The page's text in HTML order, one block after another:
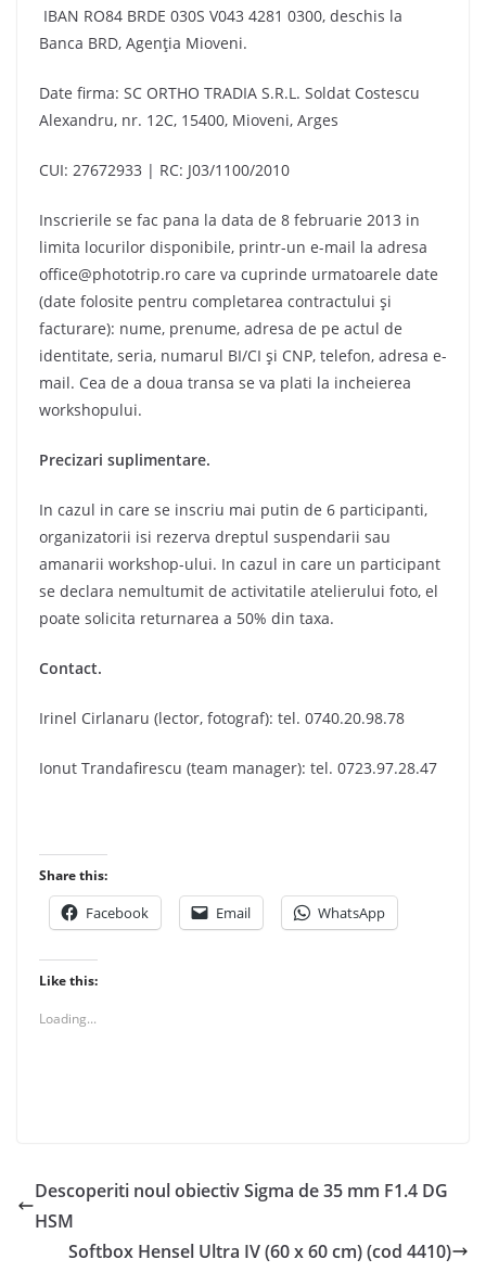
IBAN RO84 BRDE 030S V043 4281 0300, deschis la
Banca BRD, Agenţia Mioveni.
Date firma: SC ORTHO TRADIA S.R.L. Soldat Costescu
Alexandru, nr. 12C, 15400, Mioveni, Arges
CUI: 27672933 | RC: J03/1100/2010
Inscrierile se fac pana la data de 8 februarie 2013 in
limita locurilor disponibile, printr-un e-mail la adresa
office@phototrip.ro care va cuprinde urmatoarele date
(date folosite pentru completarea contractului şi
facturare): nume, prenume, adresa de pe actul de
identitate, seria, numarul BI/CI şi CNP, telefon, adresa e-
mail. Cea de a doua transa se va plati la incheierea
workshopului.
Precizari suplimentare.
In cazul in care se inscriu mai putin de 6 participanti,
organizatorii isi rezerva dreptul suspendarii sau
amanarii workshop-ului. In cazul in care un participant
se declara nemultumit de activitatile atelierului foto, el
poate solicita returnarea a 50% din taxa.
Contact.
Irinel Cirlanaru (lector, fotograf): tel. 0740.20.98.78
Ionut Trandafirescu (team manager): tel. 0723.97.28.47
Share this:
Facebook Email WhatsApp
Like this:
Loading...
Descoperiti noul obiectiv Sigma de 35 mm F1.4 DG
HSM
Softbox Hensel Ultra IV (60 x 60 cm) (cod 4410)